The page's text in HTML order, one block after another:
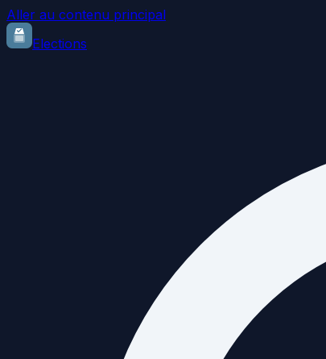
Aller au contenu principal
Elections